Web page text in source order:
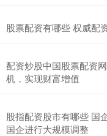
股票配资有哪些 权威配
配资炒股中国股票配资
机，实现财富增值
股指配资股市有哪些 国
国企进行大规模调整